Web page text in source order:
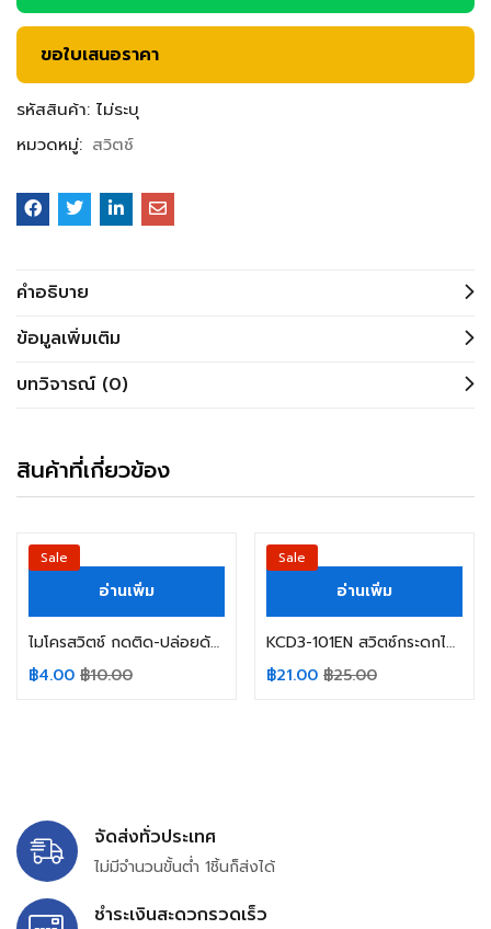
ขอใบเสนอราคา
รหัสสินค้า: ไม่ระบุ
หมวดหมู่: สวิตช์
คำอธิบาย
ข้อมูลเพิ่มเติม
บทวิจารณ์ (0)
สินค้าที่เกี่ยวข้อง
Sale
อ่านเพิ่ม
ไมโครสวิตช์ กดติด-ปล่อยดับ DIP- 4ขา SIZE 6X6X5MM. / SMD- 4ขา SIZE 6X6X6MM. Push Button Switch 4Pin (สินค้าในไทย ส่งเร็วทันใจ)
฿4.00 ฿10.00
Sale
อ่านเพิ่ม
KCD3-101EN สวิตซ์กระดกไฟจุด 3 ขา 16A 250V สีแดง/เขียว/เหลือง/น้ำเงิน LED Dot (สินค้าในไทย ส่งเร็วทันใจ)
฿21.00 ฿25.00
จัดส่งทั่วประเทศ
ไม่มีจำนวนขั้นต่ำ 1ชิ้นก็ส่งได้
ชำระเงินสะดวกรวดเร็ว